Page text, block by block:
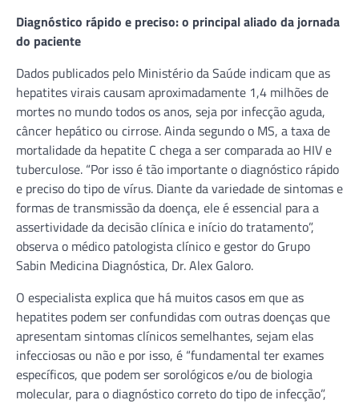
Diagnóstico rápido e preciso: o principal aliado da jornada
do paciente
Dados publicados pelo Ministério da Saúde indicam que as
hepatites virais causam aproximadamente 1,4 milhões de
mortes no mundo todos os anos, seja por infecção aguda,
câncer hepático ou cirrose. Ainda segundo o MS, a taxa de
mortalidade da hepatite C chega a ser comparada ao HIV e
tuberculose. “Por isso é tão importante o diagnóstico rápido
e preciso do tipo de vírus. Diante da variedade de sintomas e
formas de transmissão da doença, ele é essencial para a
assertividade da decisão clínica e início do tratamento”,
observa o médico patologista clínico e gestor do Grupo
Sabin Medicina Diagnóstica, Dr. Alex Galoro.
O especialista explica que há muitos casos em que as
hepatites podem ser confundidas com outras doenças que
apresentam sintomas clínicos semelhantes, sejam elas
infecciosas ou não e por isso, é “fundamental ter exames
específicos, que podem ser sorológicos e/ou de biologia
molecular, para o diagnóstico correto do tipo de infecção”,